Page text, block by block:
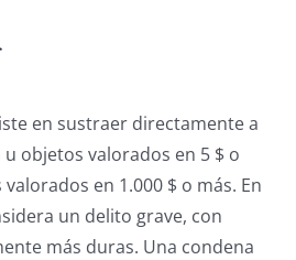
en sustraer directamente a
objetos valorados en 5 $ o
en 1.000 $ o más. En
un delito grave, con
más duras. Una condena